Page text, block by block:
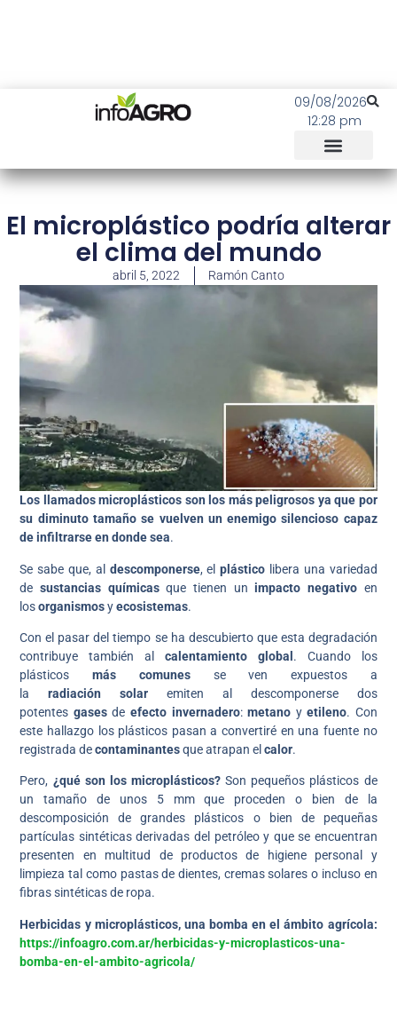
09/08/2026
12:28 pm
El microplástico podría alterar
el clima del mundo
abril 5, 2022 Ramón Canto
Los llamados microplásticos son los más peligrosos ya que por
su diminuto tamaño se vuelven un enemigo silencioso capaz
de infiltrarse en donde sea.
Se sabe que, al descomponerse, elplástico libera una variedad
desustancias químicasque tienen unimpacto negativo en
losorganismosyecosistemas.
Con el pasar del tiempo se ha descubierto que esta degradación
contribuye también al calentamiento global . Cuando los
plásticosmás comunes se ven expuestos a
laradiación solaremiten al descomponerse dos
potentes gasesde efecto invernadero:metano yetileno. Con
este hallazgo los plásticos pasan a convertiré en una fuente no
registrada decontaminantesque atrapan elcalor.
Pero, ¿qué son los microplásticos? Son pequeños plásticos de
un tamaño de unos 5 mm que proceden o bien de la
descomposición de grandes plásticos o bien de pequeñas
partículas sintéticas derivadas del petróleo y que se encuentran
presenten en multitud de productos de higiene personal y
limpieza tal como pastas de dientes, cremas solares o incluso en
fibras sintéticas de ropa.
Herbicidas y microplásticos, una bomba en el ámbito agrícola:
https://infoagro.com.ar/herbicidas-y-microplasticos-una-
bomba-en-el-ambito-agricola/